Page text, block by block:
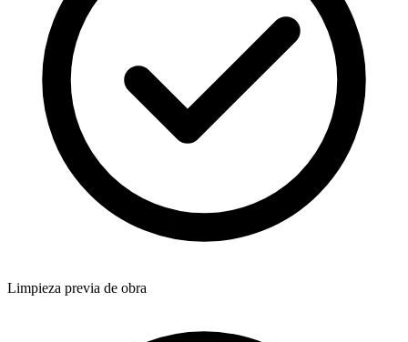
Limpieza previa de obra